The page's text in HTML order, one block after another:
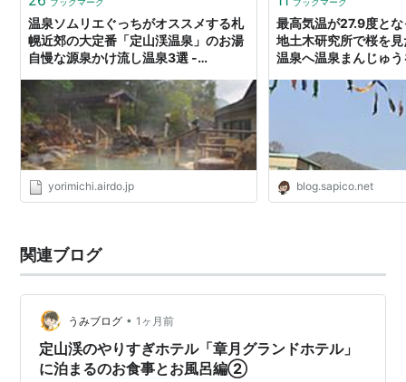
ブックマーク
温泉ソムリエぐっちがオススメする札
幌近郊の大定番「定山渓温泉」のお湯
自慢な源泉かけ流し温泉3選 -
手伝い
yorimichi.airdo.jp
ブックマーク
最高気温が27.9度と
地土木研究所で桜を
温泉へ温泉まんじゅ
blog.sapico.net
関連ブログ
うみブログ • 1ヶ月前
定山渓のやりすぎホテル「章月グランドホテル」
に泊まるのお食事とお風呂編②